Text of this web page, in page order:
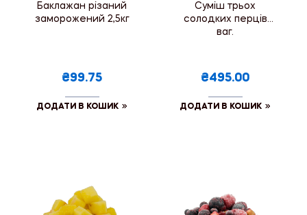
Баклажан різаний
заморожений 2,5кг
₴99.75
ДОДАТИ В КОШИК
Суміш трьох
солодких перців
ваг.
₴495.00
ДОДАТИ В КОШИК